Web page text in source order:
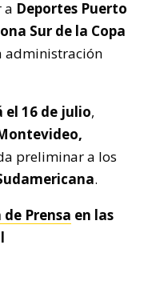
a Deportes Puerto
Sur de la Copa
administración
el 16 de julio,
preliminar a los
.
de Prensa en las